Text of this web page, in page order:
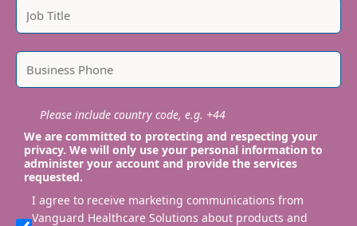
Please include country code, e.g. +44
We are committed to protecting and respecting your
privacy. We will only use your personal information to
administer your account and provide the services
requested.
I agree to receive marketing communications from
Vanguard Healthcare Solutions about products and